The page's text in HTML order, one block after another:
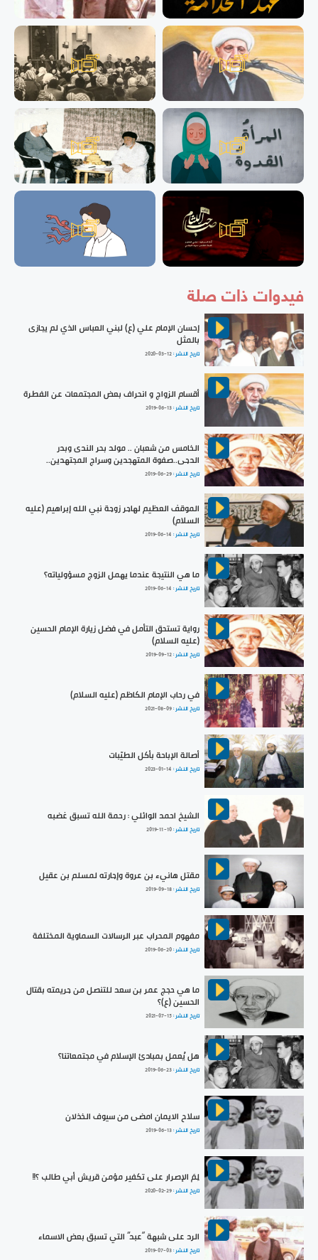
فيدوات ذات صلة
إحسان الإمام علي (ع) لبني العباس الذي لم يجازى
بالمثل
تاريخ النشر :2020-03-12
أقسام الزواج و انحراف بعض المجتمعات عن الفطرة
تاريخ النشر :2019-06-13
الخامس من شعبان .. مولد بحر الندى وبدر
الدجى..صفوة المتهجدين وسراج المجتهدين..
تاريخ النشر :2019-06-29
الموقف العظيم لهاجر زوجة نبي الله إبراهيم (عليه
السلام)
تاريخ النشر : 2019-06-14
ما هي النتيجة عندما يهمل الزوج مسؤولياته؟
تاريخ النشر : 2019-06-14
رواية تستحق التأمل في فضل زيارة الإمام الحسين
(عليه السلام)
تاريخ النشر :2019-09-12
في رحاب الإمام الكاظم (عليه السلام)
تاريخ النشر :2021-08-09
أصالة الإباحة بأكل الطيّبات
تاريخ النشر : 2023-01-14
الشيخ احمد الوائلي : رحمة الله تسبق غضبه
تاريخ النشر :2019-11-10
مقتل هانيء بن عروة وإجارته لمسلم بن عقيل
تاريخ النشر :2019-09-18
مفهوم المحراب عبر الرسالات السماوية المختلفة
تاريخ النشر :2019-06-20
ما هي حجج عمر بن سعد للتنصل من جريمته بقتال
الحسين (ع)؟
تاريخ النشر :2021-07-15
هل يُعمل بمبادئ الإسلام في مجتمعاتنا؟
تاريخ النشر :2019-06-23
سلاح الايمان امضى من سيوف الخذلان
تاريخ النشر :2019-06-13
لِمَ الإصرار على تكفير مؤمن قريش أبي طالب ؟!!
تاريخ النشر :2020-02-29
الرد على شبهة “عبد” التي تسبق بعض الاسماء
تاريخ النشر :2019-07-03